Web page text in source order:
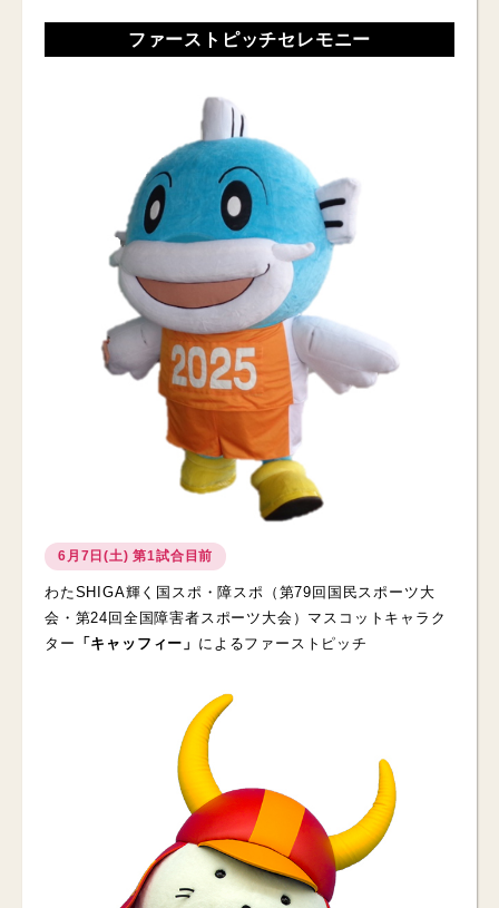
ファーストピッチセレモニー
6月7日(土) 第1試合目前
わたSHIGA輝く国スポ・障スポ（第79回国民スポーツ大
会・第24回全国障害者スポーツ大会）マスコットキャラク
ター 「キャッフィー」 によるファーストピッチ